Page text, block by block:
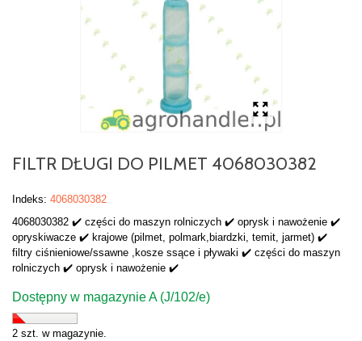
FILTR DŁUGI DO PILMET 4068030382
Indeks: 4068030382
4068030382 ✔️ części do maszyn rolniczych ✔️ oprysk i nawożenie ✔️
opryskiwacze ✔️ krajowe (pilmet, polmark,biardzki, temit, jarmet) ✔️
filtry ciśnieniowe/ssawne ,kosze ssące i pływaki ✔️ części do maszyn
rolniczych ✔️ oprysk i nawożenie ✔️
Dostępny w magazynie A (J/102/e)
2 szt. w magazynie.